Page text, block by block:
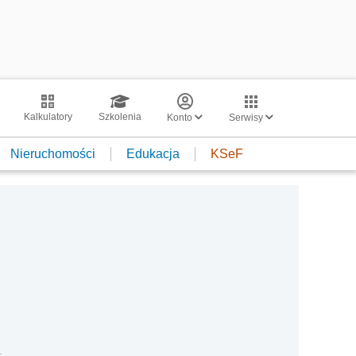
Kalkulatory Szkolenia Konto Serwisy
Nieruchomości Edukacja KSeF